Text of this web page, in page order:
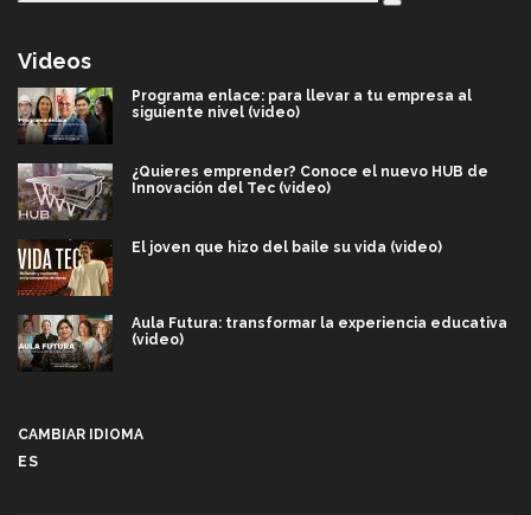
Videos
Programa enlace: para llevar a tu empresa al
siguiente nivel (video)
¿Quieres emprender? Conoce el nuevo HUB de
Innovación del Tec (video)
El joven que hizo del baile su vida (video)
Aula Futura: transformar la experiencia educativa
(video)
CAMBIAR IDIOMA
ES